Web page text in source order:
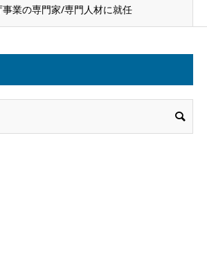
業の専門家/専門人材に就任